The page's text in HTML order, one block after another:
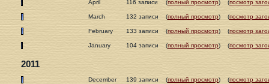
April 116 записи (полный просмотр) (посмотр
March 132 записи (полный просмотр) (посмотр
February 133 записи (полный просмотр) (посмотр
January 104 записи (полный просмотр) (посмотр
2011
December 139 записи (полный просмотр) (посмотр